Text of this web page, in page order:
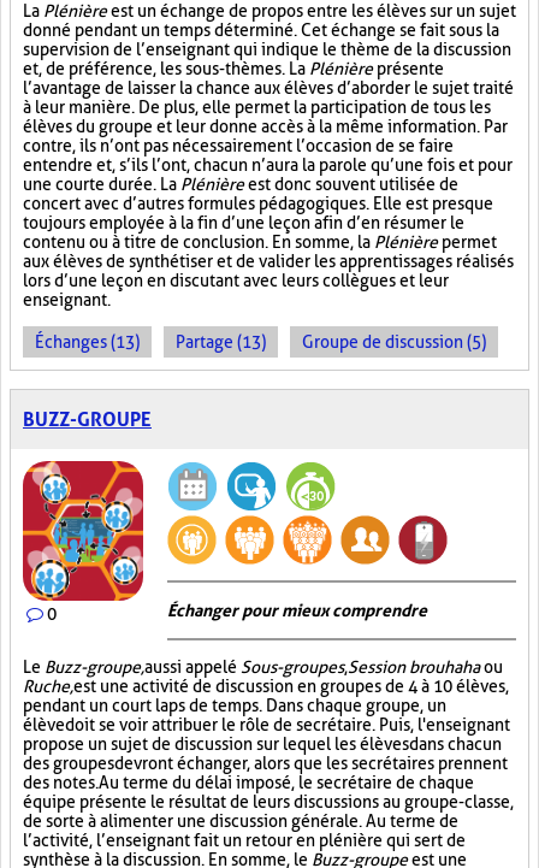
La Plénièreest un échange de propos entre les élèves sur un sujet
donné pendant un temps déterminé. Cet échange se fait sous la
supervision de l’enseignant qui indique le thème de la discussion
et, de préférence, les sous-thèmes. La Plénièreprésente
l’avantage de laisser la chance aux élèves d’aborder le sujet traité
à leur manière. De plus, elle permet la participation de tous les
élèves du groupe et leur donne accès à la même information. Par
contre, ils n’ont pas nécessairement l’occasion de se faire
entendre et, s’ils l’ont, chacun n’aura la parole qu’une fois et pour
une courte durée. La Plénièreest donc souvent utilisée de
concert avec d’autres formules pédagogiques. Elle est presque
toujours employée à la fin d’une leçon afin d’en résumer le
contenu ou à titre de conclusion. En somme, la Plénièrepermet
aux élèves de synthétiser et de valider les apprentissages réalisés
lors d’une leçon en discutant avec leurs collègues et leur
enseignant.
Échanges (13) Partage (13) Groupe de discussion (5)
BUZZ-GROUPE
0 Échanger pour mieux comprendre
Le Buzz-groupe,aussi appelé Sous-groupes,Session brouhahaou
Ruche,est une activité de discussion en groupes de 4 à 10 élèves,
pendant un court laps de temps. Dans chaque groupe, un
élève doit se voir attribuer le rôle de secrétaire. Puis, l'enseignant
propose un sujet de discussion sur lequel les élèves dans chacun
des groupes devront échanger, alors que les secrétaires prennent
des notes. Au terme du délai imposé, le secrétaire de chaque
équipe présente le résultat de leurs discussions au groupe-classe,
de sorte à alimenter une discussion générale. Au terme de
l’activité, l’enseignant fait un retour en plénière qui sert de
synthèse à la discussion. En somme, le Buzz-groupeest une